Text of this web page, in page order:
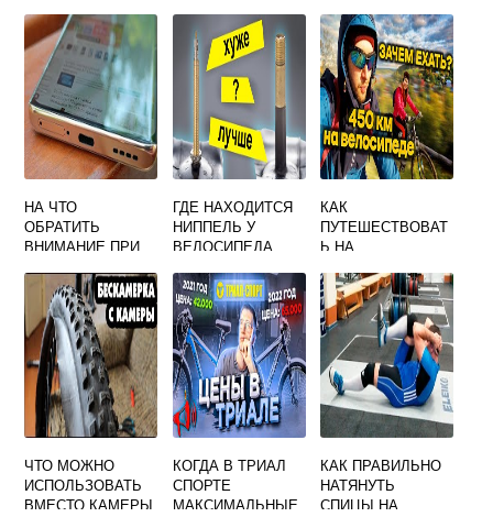
НА ЧТО
ОБРАТИТЬ
ВНИМАНИЕ ПРИ
СОВРЕМЕННОГО
СМАРТФОНА
ГДЕ НАХОДИТСЯ
НИППЕЛЬ У
ВЕЛОСИПЕДА
КАК
ПУТЕШЕСТВОВАТ
Ь НА
ЧТО МОЖНО
ИСПОЛЬЗОВАТЬ
ВМЕСТО КАМЕРЫ
КОГДА В ТРИАЛ
СПОРТЕ
МАКСИМАЛЬНЫЕ
КАК ПРАВИЛЬНО
НАТЯНУТЬ
СПИЦЫ НА